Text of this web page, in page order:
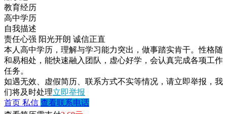
教育经历
高中学历
自我描述
责任心强 阳光开朗 诚信正直
本人高中学历，理解与学习能力突出，做事踏实肯干。性格随
和易相处，能快速融入团队，虚心好学，会认真完成各项工作
任务。
如遇无效、虚假简历、联系方式不实等情况，请立即举报，我
们将及时处理立即举报
首页 私信 查看联系电话